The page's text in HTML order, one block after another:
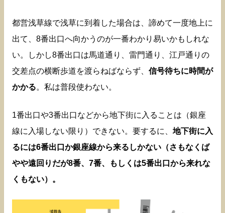
都営浅草線で浅草に到着した場合は、諦めて一度地上に
出て、8番出口へ向かうのが一番わかり易いかもしれな
い。しかし8番出口は馬道通り、雷門通り、江戸通りの
交差点の横断歩道を渡らねばならず、 信号待ちに時間が
かかる。私は普段使わない。
1番出口や3番出口などから地下街に入ることは（銀座
線に入場しない限り）できない。要するに、 地下街に入
るには6番出口か銀座線から来るしかない（さもなくば
やや遠回りだが8番、7番、もしくは5番出口から来れな
くもない）。